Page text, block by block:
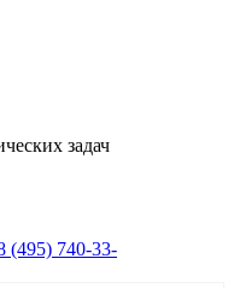
задач
(495) 740-33-